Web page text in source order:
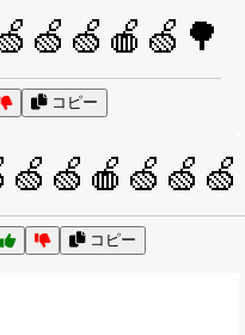
コピー
コピー